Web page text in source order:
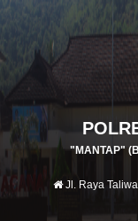
"MANTAP"
Jl. Raya